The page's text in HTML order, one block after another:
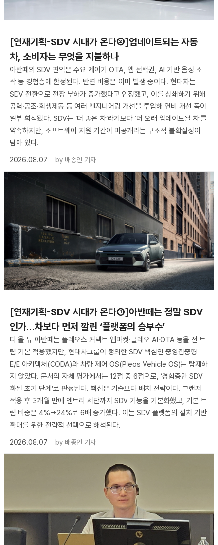
[연재기획-SDV 시대가 온다②]업데이트되는 자동
차, 소비자는 무엇을 지불하나
아반떼의 SDV 편익은 주요 제어기 OTA, 앱 선택권, AI 기반 음성 조
작 등 경험층에 한정된다. 반면 비용은 이미 발생 중이다. 현대차는
SDV 전환으로 전장 부하가 증가했다고 인정했고, 이를 상쇄하기 위해
공력·공조·회생제동 등 여러 엔지니어링 개선을 투입해 연비 개선 폭이
일부 희석됐다. SDV는 ‘더 좋은 차’라기보다 ‘더 오래 업데이트될 차’를
약속하지만, 소프트웨어 지원 기간이 미공개라는 구조적 불확실성이
남아 있다.
2026.08.07
by 배종인 기자
[연재기획-SDV 시대가 온다①]아반떼는 정말 SDV
인가…차보다 먼저 깔린 ‘플랫폼의 승부수’
디 올 뉴 아반떼는 플레오스 커넥트·앱마켓·글레오 AI·OTA 등을 전 트
림 기본 적용했지만, 현대차그룹이 정의한 SDV 핵심인 중앙집중형
E/E 아키텍처(CODA)와 차량 제어 OS(Pleos Vehicle OS)는 탑재하
지 않았다. 문서의 자체 평가에서는 12점 중 6점으로, ‘경험층만 SDV
화된 초기 단계’로 판정된다. 핵심은 기술보다 배치 전략이다. 그랜저
적용 후 3개월 만에 엔트리 세단까지 SDV 기능을 기본화했고, 기본 트
림 비중은 4%→24%로 6배 증가했다. 이는 SDV 플랫폼의 설치 기반
확대를 위한 전략적 선택으로 해석된다.
2026.08.07
by 배종인 기자